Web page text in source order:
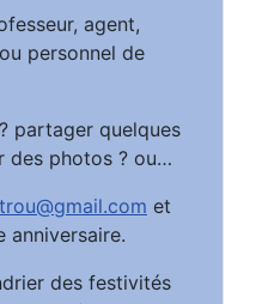
agent,
personnel de
partager quelques
des photos ? ou…
et
anniversaire.
des festivités